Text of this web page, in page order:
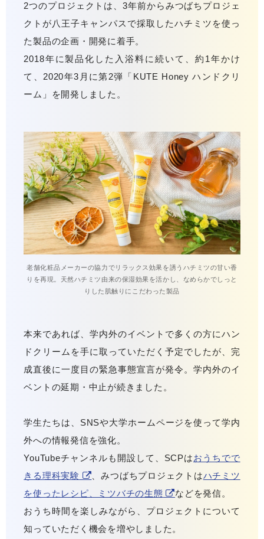
2つのプロジェクトは、3年前からみつばちプロジェ
クトが八王子キャンパスで採取したハチミツを使っ
た製品の企画・開発に着手。
2018年に製品化した入浴料に続いて、約1年かけ
て、2020年3月に第2弾「KUTE Honey ハンドクリ
ーム」を開発しました。
老舗化粧品メーカーの協力でリラックス効果を誘うハチミツの甘い香
りを再現。天然ハチミツ由来の保湿効果を活かし、なめらかでしっと
りした肌触りにこだわった製品
本来であれば、学内外のイベントで多くの方にハン
ドクリームを手に取っていただく予定でしたが、完
成直後に一度目の緊急事態宣言が発令。学内外のイ
ベントの延期・中止が続きました。
学生たちは、SNSや大学ホームページを使って学内
外への情報発信を強化。
YouTubeチャンネルも開設して、SCPはおうちでで
きる理科実験
、みつばちプロジェクトはハチミツ
を使ったレシピ、ミツバチの生態
などを発信。
おうち時間を楽しみながら、プロジェクトについて
知っていただく機会を増やしました。